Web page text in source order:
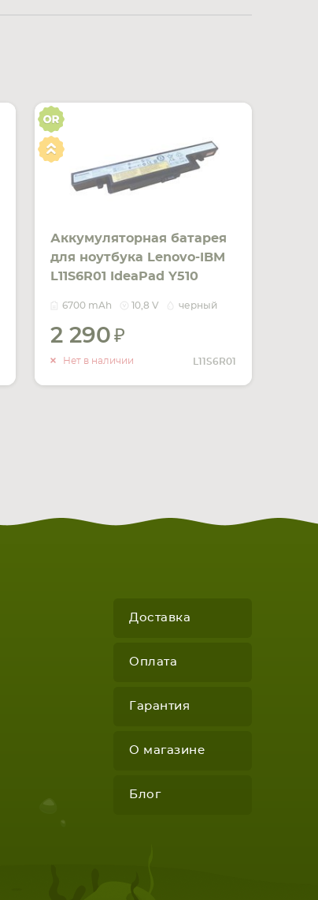
Аккумуляторная батарея
для ноутбука Lenovo-IBM
L11S6R01 IdeaPad Y510
6700 mAh 10,8 V черный
2 290
Нет в наличии L11S6R01
О НАЛИЧИИ
Доставка
Оплата
Гарантия
О магазине
Блог